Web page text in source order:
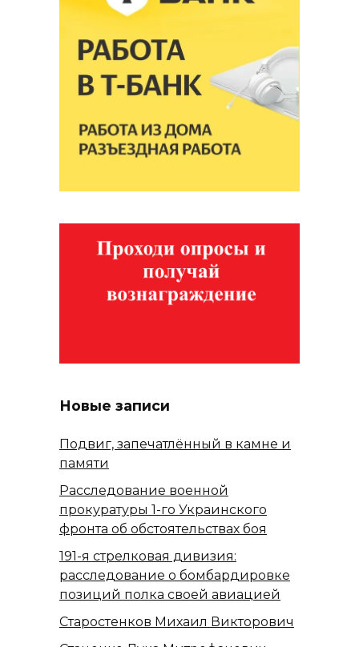
Новые записи
Подвиг, запечатлённый в камне и
памяти
Расследование военной
прокуратуры 1-го Украинского
фронта об обстоятельствах боя
191-я стрелковая дивизия:
расследование о бомбардировке
позиций полка своей авиацией
Старостенков Михаил Викторович